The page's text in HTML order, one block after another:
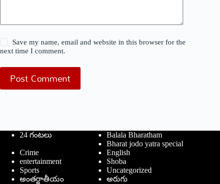
Save my name, email and website in this browser for the
next time I comment.
Post Comment
24 గంటలు
Balala Bharatham
Bharat jodo yatra special
Crime
English
entertainment
Shoba
Sports
Uncategorized
అంతర్జాతీయం
అరుగు